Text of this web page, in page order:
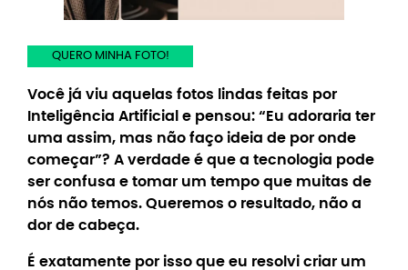
QUERO MINHA FOTO!
Você já viu aquelas fotos lindas feitas por
Inteligência Artificial e pensou: “Eu adoraria ter
uma assim, mas não faço ideia de por onde
começar”? A verdade é que a tecnologia pode
ser confusa e tomar um tempo que muitas de
nós não temos. Queremos o resultado, não a
dor de cabeça.
É exatamente por isso que eu resolvi criar um